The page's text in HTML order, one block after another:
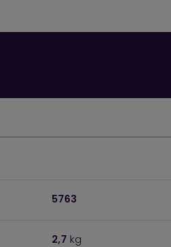
5763
2,7 kg